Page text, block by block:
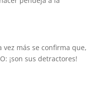
vez más se confirma que,
¡son sus detractores!